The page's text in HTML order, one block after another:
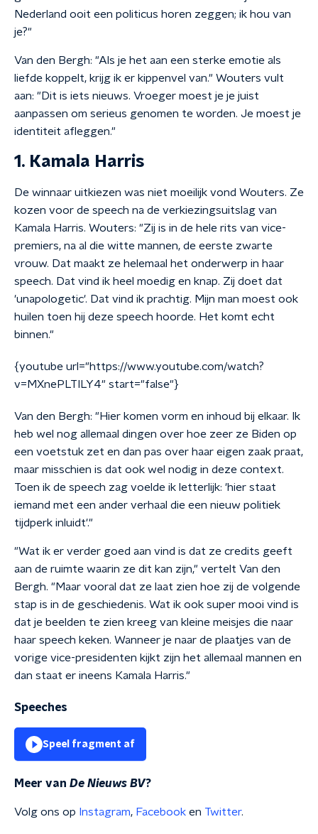
Nederland ooit een politicus horen zeggen; ik hou van
je?"
Van den Bergh: "Als je het aan een sterke emotie als
liefde koppelt, krijg ik er kippenvel van." Wouters vult
aan: "Dit is iets nieuws. Vroeger moest je je juist
aanpassen om serieus genomen te worden. Je moest je
identiteit afleggen."
1. Kamala Harris
De winnaar uitkiezen was niet moeilijk vond Wouters. Ze
kozen voor de speech na de verkiezingsuitslag van
Kamala Harris. Wouters: "Zij is in de hele rits van vice-
premiers, na al die witte mannen, de eerste zwarte
vrouw. Dat maakt ze helemaal het onderwerp in haar
speech. Dat vind ik heel moedig en knap. Zij doet dat
'unapologetic'. Dat vind ik prachtig. Mijn man moest ook
huilen toen hij deze speech hoorde. Het komt echt
binnen."
{youtube url="https://www.youtube.com/watch?
v=MXnePLTILY4" start="false"}
Van den Bergh: "Hier komen vorm en inhoud bij elkaar. Ik
heb wel nog allemaal dingen over hoe zeer ze Biden op
een voetstuk zet en dan pas over haar eigen zaak praat,
maar misschien is dat ook wel nodig in deze context.
Toen ik de speech zag voelde ik letterlijk: 'hier staat
iemand met een ander verhaal die een nieuw politiek
tijdperk inluidt'."
"Wat ik er verder goed aan vind is dat ze credits geeft
aan de ruimte waarin ze dit kan zijn," vertelt Van den
Bergh. "Maar vooral dat ze laat zien hoe zij de volgende
stap is in de geschiedenis. Wat ik ook super mooi vind is
dat je beelden te zien kreeg van kleine meisjes die naar
haar speech keken. Wanneer je naar de plaatjes van de
vorige vice-presidenten kijkt zijn het allemaal mannen en
dan staat er ineens Kamala Harris."
Speeches
Speel fragment af
Meer van De Nieuws BV?
Volg ons op Instagram, Facebook en Twitter.